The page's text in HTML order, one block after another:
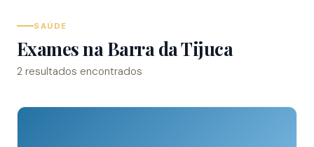
SAÚDE
Exames na Barra da Tijuca
2 resultados encontrados